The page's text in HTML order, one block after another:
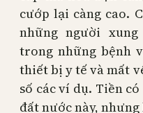
cướp lại càng cao.
những người
trong những bệnh
thiết bị y tế và mất
số các ví dụ. Tiền
đất nước này,